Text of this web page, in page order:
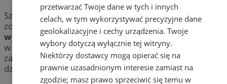
Szukasz idealnego miejsca na konferencję? Chcesz
zorganizować szkolenie? Sprawdź firmy oferujące
wynajem pomieszczeńorazpowierzchni biurowych
w Żorach. Wybierz profesjonalne usługi w pobliżu Żor i
zapewnij sobie najlepszą przestrzeń do zamierzonych
działań!
przetwarzać Twoje dane w tych i innych
celach, w tym wykorzystywać precyzyjne dane
geolokalizacyjne i cechy urządzenia. Twoje
wybory dotyczą wyłącznie tej witryny.
Niektórzy dostawcy mogą opierać się na
prawnie uzasadnionym interesie zamiast na
zgodzie; masz prawo sprzeciwić się temu w